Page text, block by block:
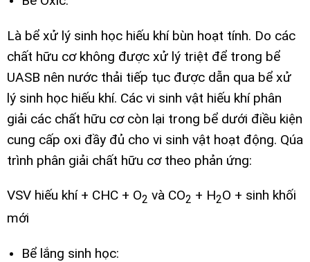
Là bể xử lý sinh học hiếu khí bùn hoạt tính. Do các
chất hữu cơ không được xử lý triệt để trong bể
UASB nên nước thải tiếp tục được dẫn qua bể xử
lý sinh học hiếu khí. Các vi sinh vật hiếu khí phân
giải các chất hữu cơ còn lại trong bể dưới điều kiện
cung cấp oxi đầy đủ cho vi sinh vật hoạt động. Qúa
trình phân giải chất hữu cơ theo phản ứng:
VSV hiếu khí + CHC + O2 và CO2 + H2O + sinh khối
mới
Bể lắng sinh học: